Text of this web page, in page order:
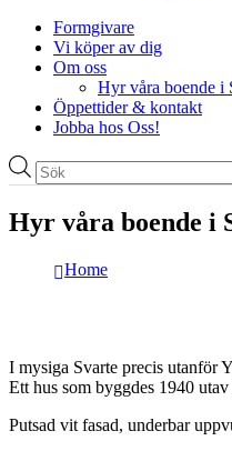
Formgivare
Vi köper av dig
Om oss
Hyr våra boende i
Öppettider & kontakt
Jobba hos Oss!
Produktsökning
Hyr våra boende i
Home
I mysiga Svarte precis utanför
Ett hus som byggdes 1940
Putsad vit fasad, underbar